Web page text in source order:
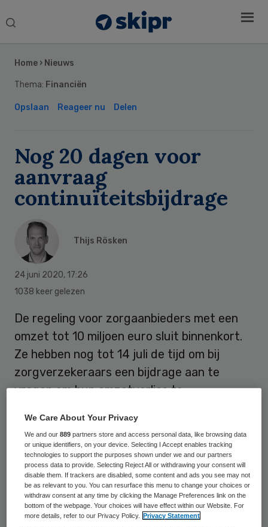
Search
Home › Nieuws
Thema: Financiën
Opslaan Reageer nu Delen
Nog 20 dagen voor
aanvraag
continuïteitsbijdrage
Thijs Rösken
24 juni 2020, 17:26
1038 keer gelezen
De regeling voor zorgaanbieders met een
omzet tot 10 miljoen euro sluit binnenkort.
Ze hebben nog tot 14 juli de tijd om bij
zorgverzekeraars een bijdrage aan te
vragen om hun omzetverlies te
Dat maakte Zorgverzekeraars Nederland
woensdagmiddag bekend. Volgens ZN zijn al
duizenden zorgaanbieders geholpen met de
steunregeling.
Sidebar
We Care About Your Privacy
We and our889 partners store and access personal data, like browsing data
or unique identifiers, on your device. Selecting I Accept enables tracking
technologies to support the purposes shown under we and our partners
process data to provide. Selecting Reject All or withdrawing your consent will
disable them. If trackers are disabled, some content and ads you see may not
be as relevant to you. You can resurface this menu to change your choices or
withdraw consent at any time by clicking the Manage Preferences link on the
bottom of the webpage. Your choices will have effect within our Website. For
more details, refer to our Privacy Policy.
Privacy Statement